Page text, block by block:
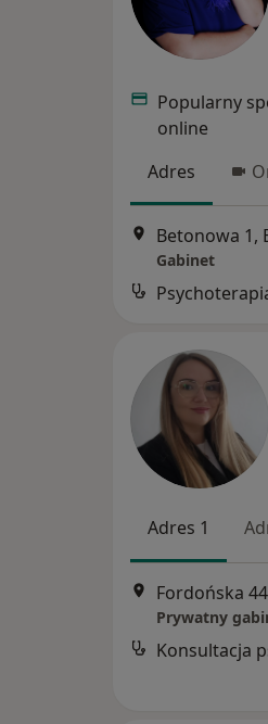
Popularny
online
Adres
Betonowa 1,
Gabinet
Adres 1
Fordońska
Prywatny
Konsultacja